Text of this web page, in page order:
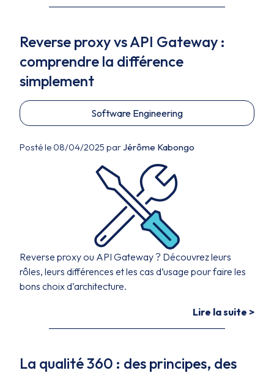
Reverse proxy vs API Gateway :
comprendre la différence
simplement
Software Engineering
Posté le 08/04/2025 parJérôme Kabongo
Reverse proxy ou API Gateway ? Découvrez leurs
rôles, leurs différences et les cas d’usage pour faire les
bons choix d’architecture.
Lire la suite >
La qualité 360 : des principes, des